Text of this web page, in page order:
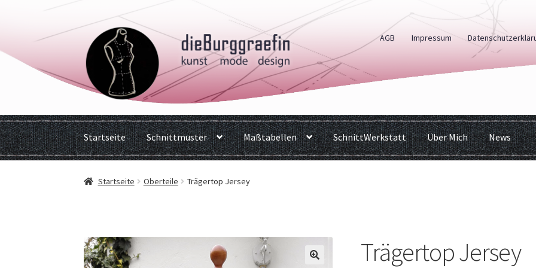
Navigation
springen
Zum
Inhalt
springen
AGB Impressum
Startseite Schnittmuster Maßtabellen SchnittWerkstatt Über Mich News
Startseite Oberteile Trägertop Jersey
Trägertop Jersey